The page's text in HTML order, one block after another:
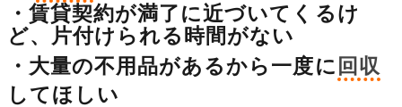
・賃貸契約が満了に近づいてくるけ
ど、片付けられる時間がない
・大量の不用品があるから一度に 回収
してほしい